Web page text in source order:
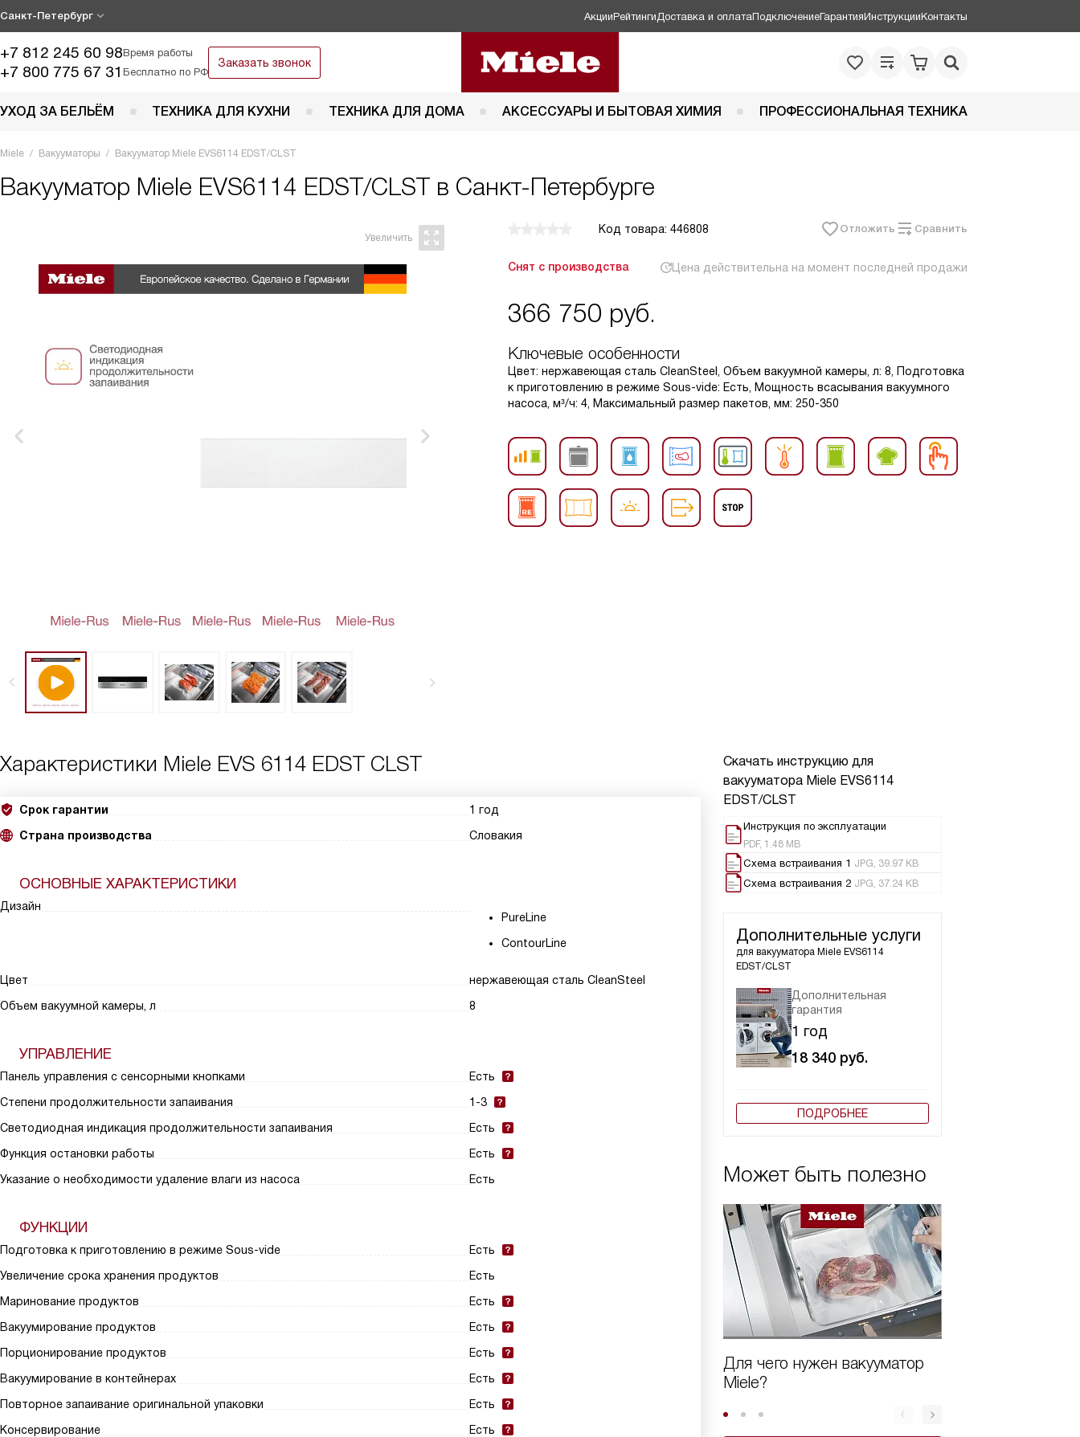
Санкт-Петербург АкцииРейтинги Доставка и оплатаПодключениеГарантияИнструкцииКонтакты
+7 812 245 60 98Время работы
+7 800 775 67 31 Бесплатно по РФ
Заказать звонок
УХОД ЗА БЕЛЬЁМ ТЕХНИКА ДЛЯ КУХНИ ТЕХНИКА ДЛЯ ДОМА АКСЕССУАРЫ И БЫТОВАЯ ХИМИЯ ПРОФЕССИОНАЛЬНАЯ ТЕХНИКА
Miele Вакууматоры Вакууматор Miele EVS6114 EDST/CLST
Вакууматор Miele EVS6114 EDST/CLST в Санкт-Петербурге
Код товара: 446808 Отложить Сравнить
Снят с производства Цена действительна на момент последней продажи
366 750 руб.
Ключевые особенности
Цвет: нержавеющая сталь CleanSteel, Объем вакуумной камеры, л: 8, Подготовка
к приготовлению в режиме Sous-vide: Есть, Мощность всасывания вакуумного
насоса, м³/ч: 4, Максимальный размер пакетов, мм: 250-350
Скачать инструкцию для
вакууматора Miele EVS6114
EDST/CLST
Инструкция по эксплуатации
PDF, 1.48 MB
Схема встраивания 1 JPG, 39.97 KB
Схема встраивания 2 JPG, 37.24 KB
Дополнительные услуги
для вакууматора Miele EVS6114
EDST/CLST
Дополнительная
гарантия
1 год
18 340 руб.
ПОДРОБНЕЕ
Может быть полезно
Для чего нужен вакууматор
Miele?
Характеристики Miele EVS 6114 EDST CLST
Срок гарантии
1 год
Страна производства
Словакия
ОСНОВНЫЕ ХАРАКТЕРИСТИКИ
Дизайн
PureLine
ContourLine
Цвет
нержавеющая сталь CleanSteel
Объем вакуумной камеры, л
8
УПРАВЛЕНИЕ
Панель управления с сенсорными кнопками
Есть
Степени продолжительности запаивания
1-3
Светодиодная индикация продолжительности запаивания
Есть
Функция остановки работы
Есть
Указание о необходимости удаление влаги из насоса
Есть
ФУНКЦИИ
Подготовка к приготовлению в режиме Sous-vide
Есть
Увеличение срока хранения продуктов
Есть
Маринование продуктов
Есть
Вакуумирование продуктов
Есть
Порционирование продуктов
Есть
Вакуумирование в контейнерах
Есть
Повторное запаивание оригинальной упаковки
Есть
Консервирование
Есть